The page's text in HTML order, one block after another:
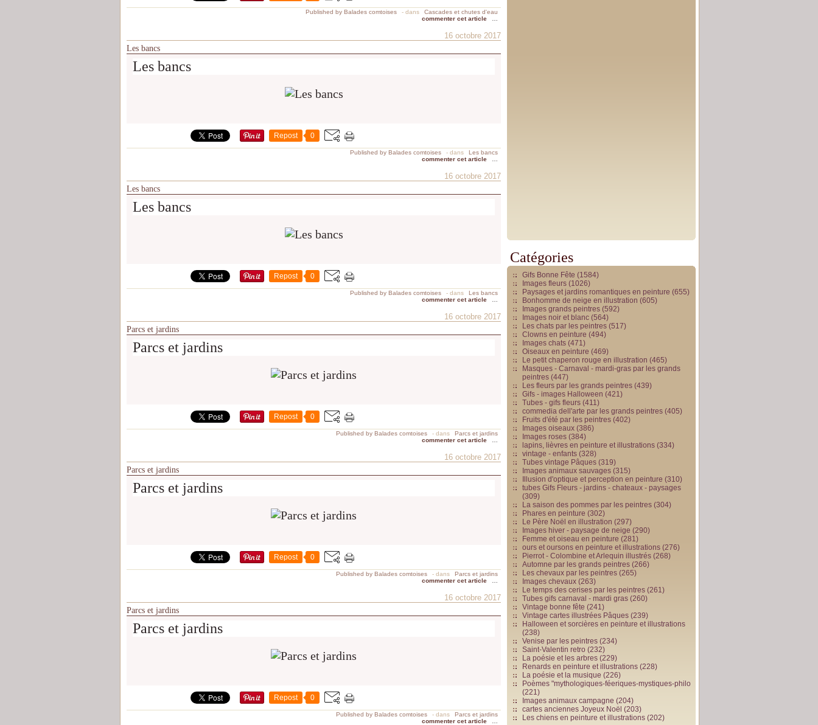
Published by Balades comtoises - dans
Cascades et chutes d'eau
commenter cet article
16 octobre 2017
Les bancs
Les bancs
Repost 0
Published by Balades comtoises - dans
Les bancs
commenter cet article
16 octobre 2017
Les bancs
Les bancs
Repost 0
Published by Balades comtoises - dans
Les bancs
commenter cet article
16 octobre 2017
Parcs et jardins
Parcs et jardins
Repost 0
Published by Balades comtoises - dans
Parcs et jardins
commenter cet article
16 octobre 2017
Parcs et jardins
Parcs et jardins
Repost 0
Published by Balades comtoises - dans
Parcs et jardins
commenter cet article
16 octobre 2017
Parcs et jardins
Parcs et jardins
Repost 0
Published by Balades comtoises - dans
Parcs et jardins
commenter cet article
Catégories
Gifs Bonne Fête (1584)
Images fleurs (1026)
Paysages et jardins romantiques en peinture (655)
Bonhomme de neige en illustration (605)
Images grands peintres (592)
Images noir et blanc (564)
Les chats par les peintres (517)
Clowns en peinture (494)
Images chats (471)
Oiseaux en peinture (469)
Le petit chaperon rouge en illustration (465)
Masques - Carnaval - mardi-gras par les grands
peintres (447)
Les fleurs par les grands peintres (439)
Gifs - images Halloween (421)
Tubes - gifs fleurs (411)
commedia dell'arte par les grands peintres (405)
Fruits d'été par les peintres (402)
Images oiseaux (386)
Images roses (384)
lapins, lièvres en peinture et illustrations (334)
vintage - enfants (328)
Tubes vintage Pâques (319)
Images animaux sauvages (315)
Illusion d'optique et perception en peinture (310)
tubes Gifs Fleurs - jardins - chateaux - paysages
(309)
La saison des pommes par les peintres (304)
Phares en peinture (302)
Le Père Noël en illustration (297)
Images hiver - paysage de neige (290)
Femme et oiseau en peinture (281)
ours et oursons en peinture et illustrations (276)
Pierrot - Colombine et Arlequin illustrés (268)
Automne par les grands peintres (266)
Les chevaux par les peintres (265)
Images chevaux (263)
Le temps des cerises par les peintres (261)
Tubes gifs carnaval - mardi gras (260)
Vintage bonne fête (241)
Vintage cartes illustrées Pâques (239)
Halloween et sorcières en peinture et illustrations
(238)
Venise par les peintres (234)
Saint-Valentin retro (232)
La poésie et les arbres (229)
Renards en peinture et illustrations (228)
La poésie et la musique (226)
Poèmes "mythologiques-féeriques-mystiques-philo
(221)
Images animaux campagne (204)
cartes anciennes Joyeux Noël (203)
Les chiens en peinture et illustrations (202)